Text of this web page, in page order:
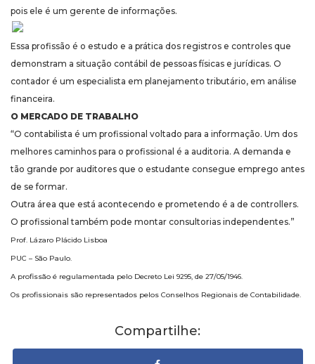
pois ele é um gerente de informações.
Essa profissão é o estudo e a prática dos registros e controles que
demonstram a situação contábil de pessoas físicas e jurídicas. O
contador é um especialista em planejamento tributário, em análise
financeira.
O MERCADO DE TRABALHO
“O contabilista é um profissional voltado para a informação. Um dos
melhores caminhos para o profissional é a auditoria. A demanda e
tão grande por auditores que o estudante consegue emprego antes
de se formar.
Outra área que está acontecendo e prometendo é a de controllers.
O profissional também pode montar consultorias independentes.”
Prof. Lázaro Plácido Lisboa
PUC – São Paulo.
A profissão é regulamentada pelo Decreto Lei 9295, de 27/05/1946.
Os profissionais são representados pelos Conselhos Regionais de Contabilidade.
Compartilhe: